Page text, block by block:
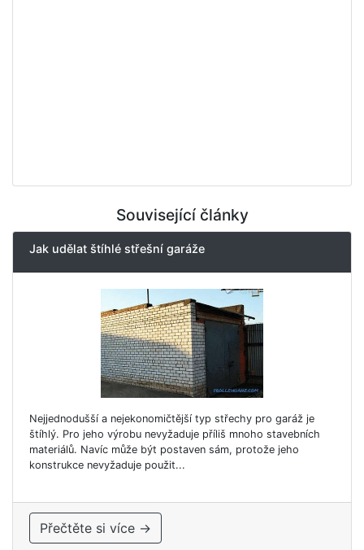
Související články
Jak udělat štíhlé střešní garáže
Nejjednodušší a nejekonomičtější typ střechy pro garáž je
štíhlý. Pro jeho výrobu nevyžaduje příliš mnoho stavebních
materiálů. Navíc může být postaven sám, protože jeho
konstrukce nevyžaduje použit...
Přečtěte si více →